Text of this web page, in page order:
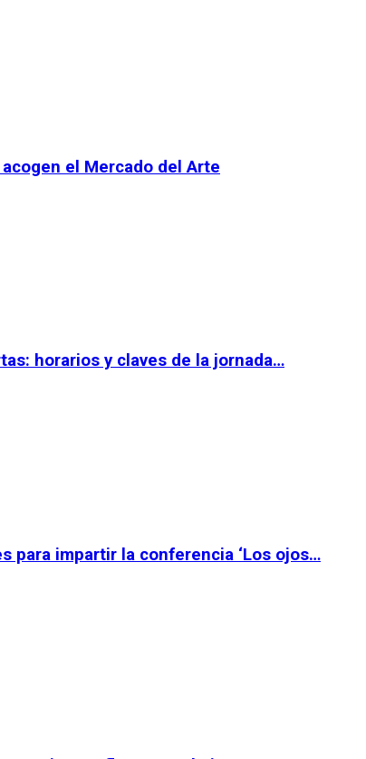
el Mercado del Arte
horarios y claves de la jornada…
para impartir la conferencia ‘Los ojos…